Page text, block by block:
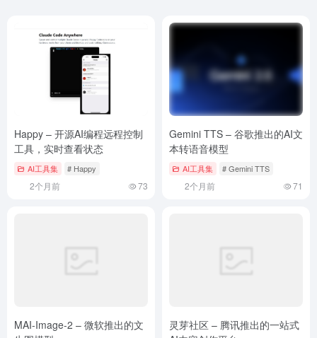
Happy – 开源AI编程远程控制
工具，实时查看状态
AI工具集 # Happy
2个月前 73
Gemini TTS – 谷歌推出的AI文
本转语音模型
AI工具集 # Gemini TTS
2个月前 71
MAI-Image-2 – 微软推出的文
灵芽社区 – 腾讯推出的一站式